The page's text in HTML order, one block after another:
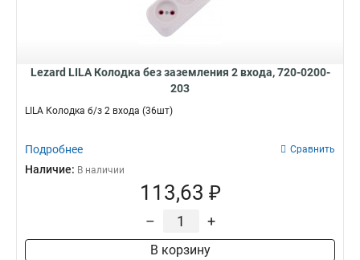
Lezard LILA Колодка без заземления 2 входа, 720-0200-
203
LILA Колодка б/з 2 входа (36шт)
Подробнее Сравнить
Наличие: В наличии
113,63 ₽
– +
В корзину